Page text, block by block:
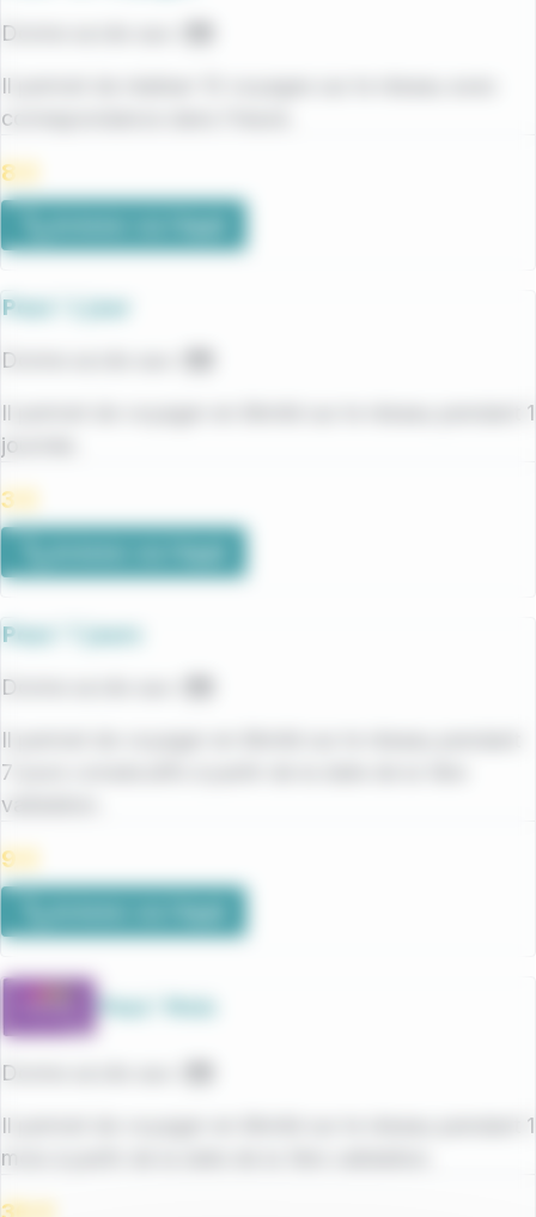
Donne accès aux :
Il permet de réaliser 10 voyages sur le réseau avec
correspondance dans l’heure.
8 €
Pass’ 1 jour
Donne accès aux :
Il permet de voyager en illimité sur le réseau pendant 1
journée.
3 €
Pass’ 7 jours
Donne accès aux :
Il permet de voyager en illimité sur le réseau pendant
7 jours consécutifs à partir de la date de la 1ère
validation.
9 €
Donne accès aux :
Il permet de voyager en illimité sur le réseau pendant 1
mois à partir de la date de la 1ère validation.